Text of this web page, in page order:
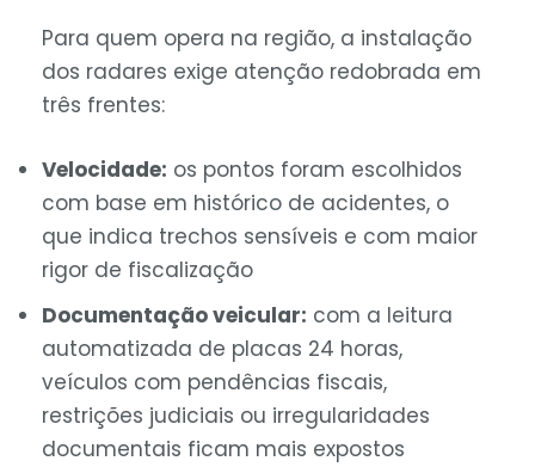
Para quem opera na região, a instalação
dos radares exige atenção redobrada em
três frentes:
Velocidade: os pontos foram escolhidos
com base em histórico de acidentes, o
que indica trechos sensíveis e com maior
rigor de fiscalização
Documentação veicular: com a leitura
automatizada de placas 24 horas,
veículos com pendências fiscais,
restrições judiciais ou irregularidades
documentais ficam mais expostos